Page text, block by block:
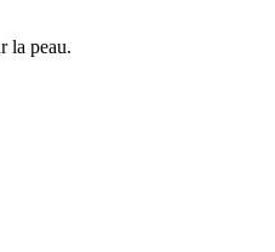
la peau.